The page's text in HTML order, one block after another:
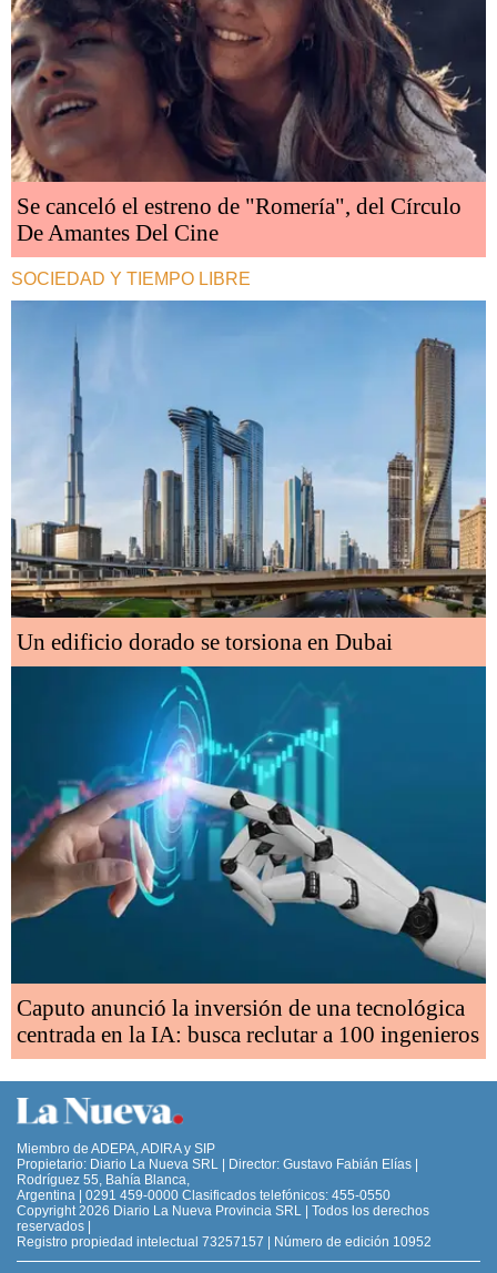
Se canceló el estreno de "Romería", del Círculo
De Amantes Del Cine
SOCIEDAD Y TIEMPO LIBRE
Un edificio dorado se torsiona en Dubai
Caputo anunció la inversión de una tecnológica
centrada en la IA: busca reclutar a 100 ingenieros
Miembro de ADEPA, ADIRA y SIP
Propietario: Diario La Nueva SRL | Director: Gustavo Fabián Elías |
Rodríguez 55, Bahía Blanca,
Argentina | 0291 459-0000 Clasificados telefónicos: 455-0550
Copyright 2026 Diario La Nueva Provincia SRL | Todos los derechos
reservados |
Registro propiedad intelectual 73257157 | Número de edición 10952